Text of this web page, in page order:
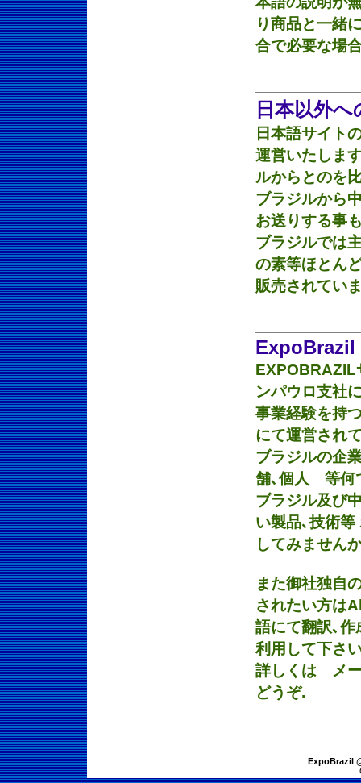
り商品と一緒
合で必要な場
日本以外
日本語サイト
運営いたしま
ルからとのを
ブラジルから
お送りする事
ブラジルでは
の素等ほとん
販売されてい
ExpoBrazil
ンパウロ支社
事業経験を持
にて運営され
ブラジルの企
舗､個人 等何
ブラジル及び
い製品､技術
してみません
また御社独自
されたい方は
語にて翻訳､
利用して下さ
詳しくは メ
どうぞ.
ExpoBrazil